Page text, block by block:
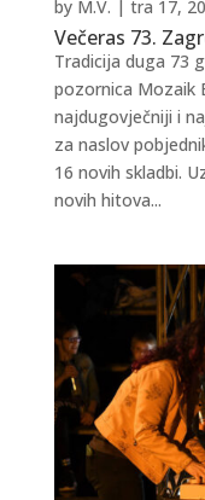
Večeras 73.
by M.V. | tra 17,
Tradicija duga 73
pozornica Mozaik
najdugovječniji i
za naslov
16 novih skladbi.
novih hitova...